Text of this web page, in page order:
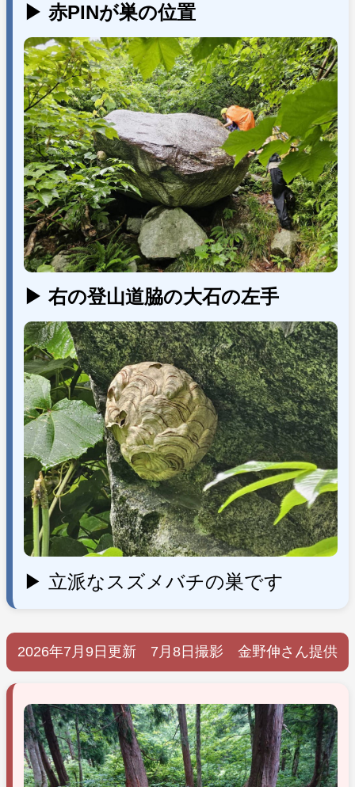
▶ 赤PINが巣の位置
▶ 右の登山道脇の大石の左手
▶ 立派なスズメバチの巣です
2026年7月9日更新 7月8日撮影 金野伸さん提供